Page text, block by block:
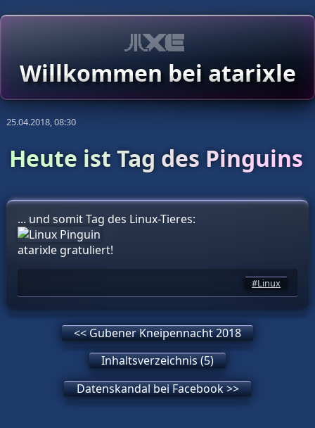
Willkommen bei atarixle
25.04.2018, 08:30
Heute ist Tag des Pinguins
... und somit Tag des Linux-Tieres:
atarixle gratuliert!
Linux
<< Gubener Kneipennacht 2018
Inhaltsverzeichnis (5)
Datenskandal bei Facebook >>